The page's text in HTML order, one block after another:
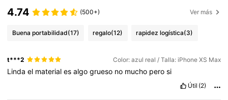
4.74 (500+) Ver más
Buena portabilidad(17) regalo(12) rapidez logística(3)
t***2 Color: azul real / Talla: iPhone XS Max
Lindael materialesalgogrueso no mucho perosi
Útil (2)